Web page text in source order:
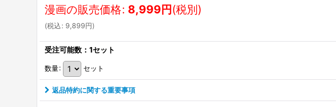
漫画の販売価格: 8,999円(税別)
(税込: 9,899円)
受注可能数：1セット
数量: セット
返品特約に関する重要事項